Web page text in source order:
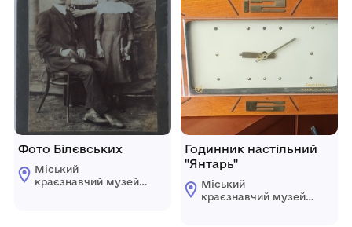
Фото Білєвських
Міський
краєзнавчий музей
Годинник настільний
"Янтарь"
Міський
краєзнавчий музей